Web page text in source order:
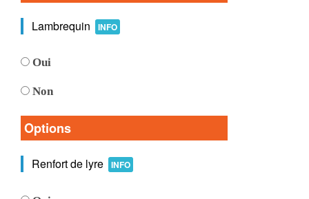
Lambrequin INFO
Oui
Non
Options
Renfort de lyre INFO